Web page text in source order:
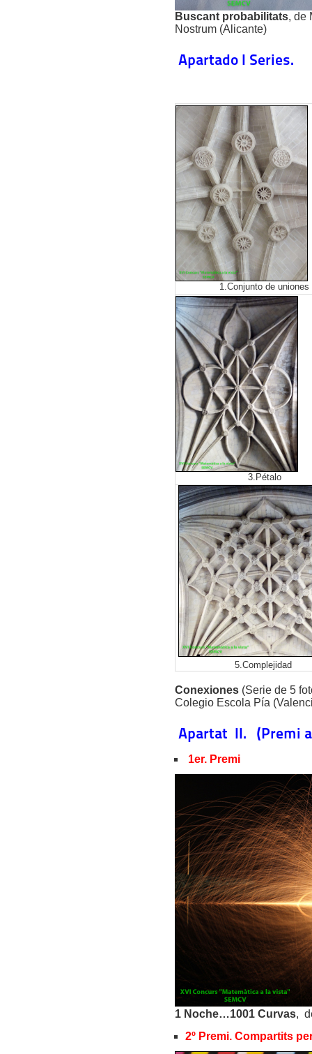
Buscant probabilitats, de
Nostrum (Alicante)
Apartado I Series.
1.Conjunto de uniones
3.Pétalo
5.Complejidad
Conexiones (Serie de 5
Colegio Escola Pía
Apartat II. (Premi a
1er. Premi
1 Noche…1001 Curvas,
2º Premi. Compartits